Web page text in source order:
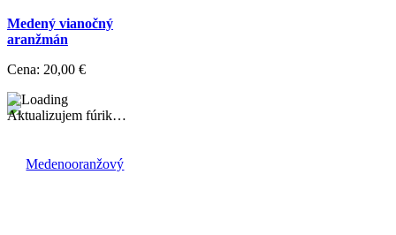
Medený vianočný
aranžmán
Cena: 20,00 €
Aktualizujem fúrik…